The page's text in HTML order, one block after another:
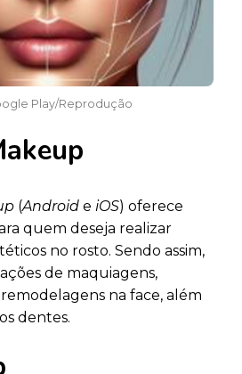
Play/Reprodução
(Android e iOS) oferece
quem deseja realizar
no rosto. Sendo assim,
de maquiagens,
na face, além
dentes.